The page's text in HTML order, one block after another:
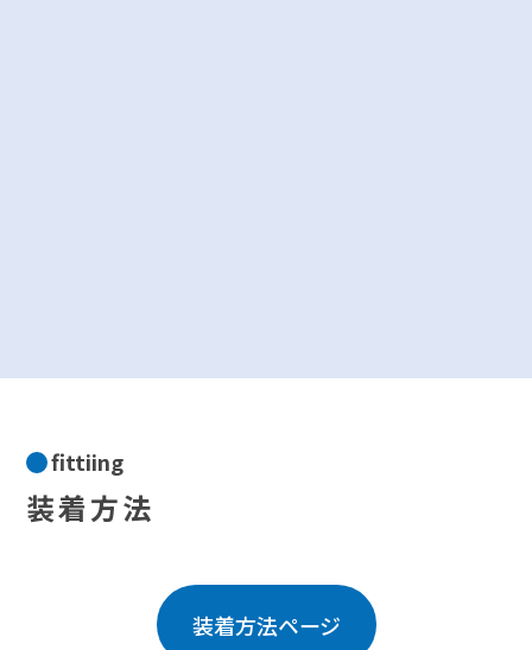
fittiing
装着方法
装着方法ページ